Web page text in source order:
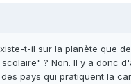
t-il sur la planète que
? Non. Il y a donc
pays qui pratiquent la